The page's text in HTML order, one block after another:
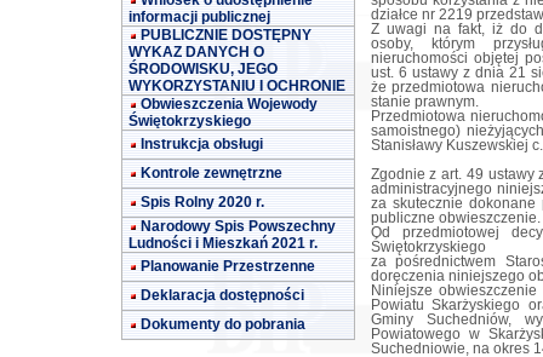
informacji publicznej
PUBLICZNIE DOSTĘPNY
WYKAZ DANYCH O
ŚRODOWISKU, JEGO
WYKORZYSTANIU I OCHRONIE
Obwieszczenia Wojewody
Świętokrzyskiego
Instrukcja obsługi
Kontrole zewnętrzne
Spis Rolny 2020 r.
Narodowy Spis Powszechny
Ludności i Mieszkań 2021 r.
Planowanie Przestrzenne
Deklaracja dostępności
Dokumenty do pobrania
działce nr 2219
Z uwagi na fakt, iż do
osoby, którym
nieruchomości objętej
ust. 6 ustawy z dnia 21
że przedmiotowa
stanie prawnym.
Przedmiotowa
samoistnego)
Stanisławy Kuszewskiej
Zgodnie z art. 49 ustawy
administracyjnego
za skutecznie dokonane
publiczne obwieszczenie.
Od przedmiotowej
Świętokrzyskiego
za pośrednictwem
doręczenia niniejszego
Niniejsze
Powiatu Skarżyskiego
Gminy Suchedniów,
Powiatowego w
Suchedniowie, na okres